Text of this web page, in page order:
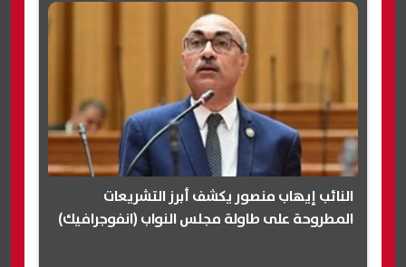
النائب إيهاب منصور يكشف أبرز التشريعات
المطروحة على طاولة مجلس النواب (انفوجرافيك)